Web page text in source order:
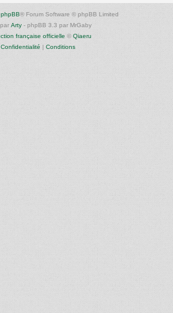
phpBB® Forum Software © phpBB Limited
Arty - phpBB 3.3 par MrGaby
française officielle © Qiaeru
Confidentialité | Conditions